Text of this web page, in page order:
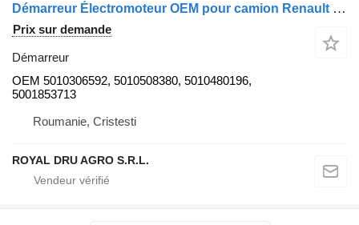
Démarreur Électromoteur OEM pour camion Renault 24V
Prix sur demande
Démarreur
OEM 5010306592, 5010508380, 5010480196,
5001853713
Roumanie, Cristesti
ROYAL DRU AGRO S.R.L.